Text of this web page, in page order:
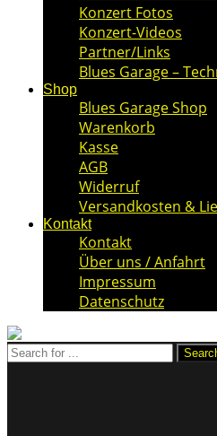
Konzert Fotos
Konzert-Videos
Partner/Links
Blues Garage –
Shop
Blues Garage Shop
Warenkorb
Kasse
AGB
Widerruf
Versandkosten &
Kontakt
Kontakt
Über uns / Anfahrt
Impressum
Datenschutz